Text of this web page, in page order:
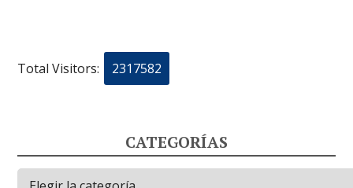
Total Visitors: 2317582
CATEGORÍAS
Categorías